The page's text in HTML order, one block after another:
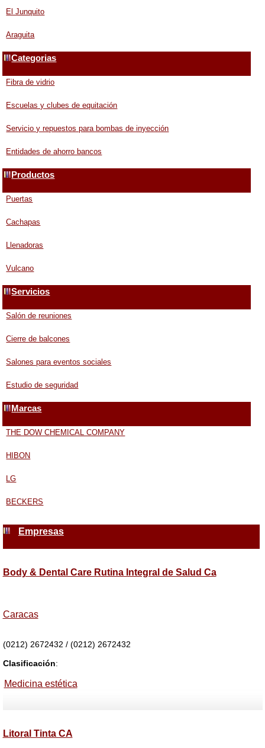
El Junquito
Araguita
Categorias
Fibra de vidrio
Escuelas y clubes de equitación
Servicio y repuestos para bombas de inyección
Entidades de ahorro bancos
Productos
Puertas
Cachapas
Llenadoras
Vulcano
Servicios
Salón de reuniones
Cierre de balcones
Salones para eventos sociales
Estudio de seguridad
Marcas
THE DOW CHEMICAL COMPANY
HIBON
LG
BECKERS
Empresas
Body & Dental Care Rutina Integral de Salud Ca
Caracas
(0212) 2672432 / (0212) 2672432
Clasificación:
Medicina estética
Litoral Tinta CA